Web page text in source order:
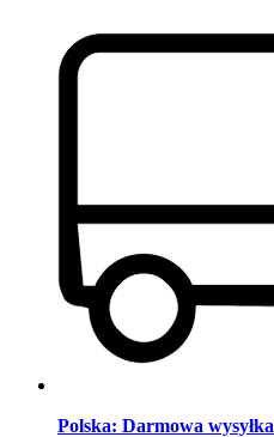
Polska: Darmowa